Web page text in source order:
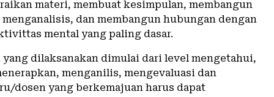
materi, membuat kesimpulan, membangun
dan membangun hubungan dengan
mental yang paling dasar.
yang dilaksanakan dimulai dari level mengetahui,
menganilis, mengevaluasi dan
dosen yang berkemajuan harus dapat